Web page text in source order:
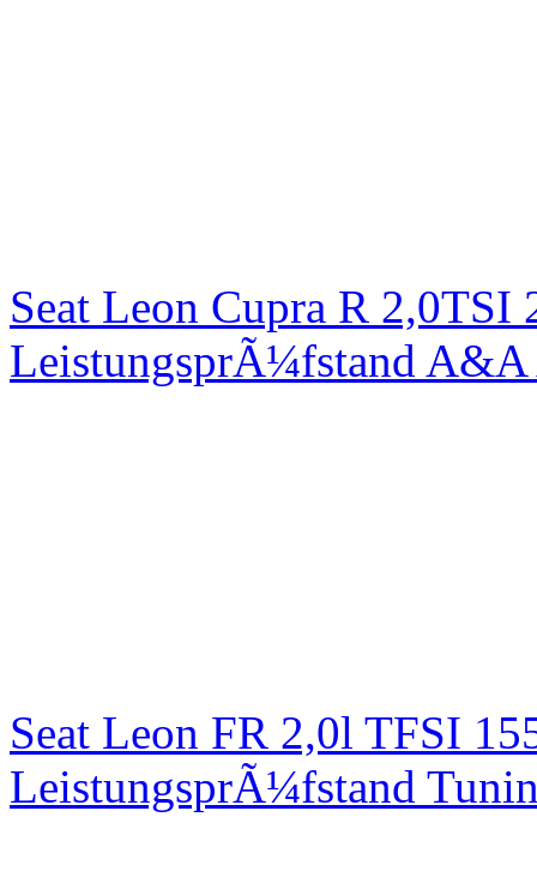
Seat Leon Cupra R
LeistungsprÃ¼fstand
Seat Leon FR 2,0l TFSI
LeistungsprÃ¼fstand